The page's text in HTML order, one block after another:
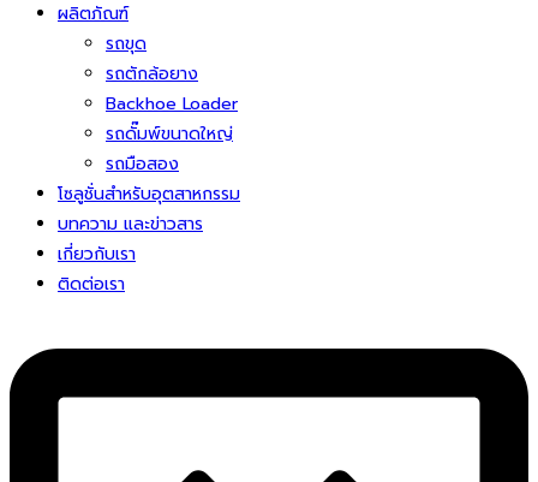
ผลิตภัณฑ์
รถขุด
รถตักล้อยาง
Backhoe Loader
รถดั๊มพ์ขนาดใหญ่
รถมือสอง
โซลูชั่นสําหรับอุตสาหกรรม
บทความ และข่าวสาร
เกี่ยวกับเรา
ติดต่อเรา